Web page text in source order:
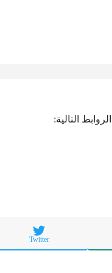
التالية:
Twitter